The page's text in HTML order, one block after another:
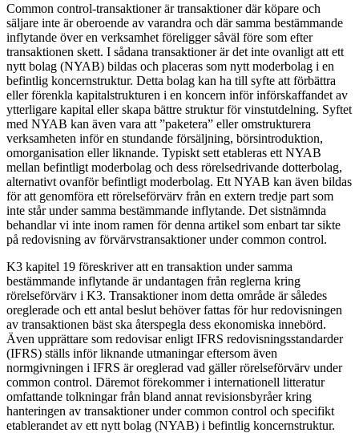
Common control-transaktioner är transaktioner där köpare och
säljare inte är oberoende av varandra och där samma bestämmande
inflytande över en verksamhet föreligger såväl före som efter
transaktionen skett. I sådana transaktioner är det inte ovanligt att ett
nytt bolag (NYAB) bildas och placeras som nytt moderbolag i en
befintlig koncernstruktur. Detta bolag kan ha till syfte att förbättra
eller förenkla kapitalstrukturen i en koncern inför införskaffandet av
ytterligare kapital eller skapa bättre struktur för vinstutdelning. Syftet
med NYAB kan även vara att ”paketera” eller omstrukturera
verksamheten inför en stundande försäljning, börsintroduktion,
omorganisation eller liknande. Typiskt sett etableras ett NYAB
mellan befintligt moderbolag och dess rörelsedrivande dotterbolag,
alternativt ovanför befintligt moderbolag. Ett NYAB kan även bildas
för att genomföra ett rörelseförvärv från en extern tredje part som
inte står under samma bestämmande inflytande. Det sistnämnda
behandlar vi inte inom ramen för denna artikel som enbart tar sikte
på redovisning av förvärvstransaktioner under common control.
K3 kapitel 19 föreskriver att en transaktion under samma
bestämmande inflytande är undantagen från reglerna kring
rörelseförvärv i K3. Transaktioner inom detta område är således
oreglerade och ett antal beslut behöver fattas för hur redovisningen
av transaktionen bäst ska återspegla dess ekonomiska innebörd.
Även upprättare som redovisar enligt IFRS redovisningsstandarder
(IFRS) ställs inför liknande utmaningar eftersom även
normgivningen i IFRS är oreglerad vad gäller rörelseförvärv under
common control. Däremot förekommer i internationell litteratur
omfattande tolkningar från bland annat revisionsbyråer kring
hanteringen av transaktioner under common control och specifikt
etablerandet av ett nytt bolag (NYAB) i befintlig koncernstruktur.